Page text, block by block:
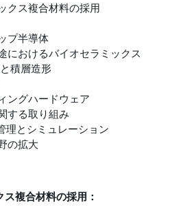
クス複合材料の採用
プ半導体
におけるバイオセラミックス
積層造形
ングハードウェア
する取り組み
理とシミュレーション
の拡大
複合材料の採用：